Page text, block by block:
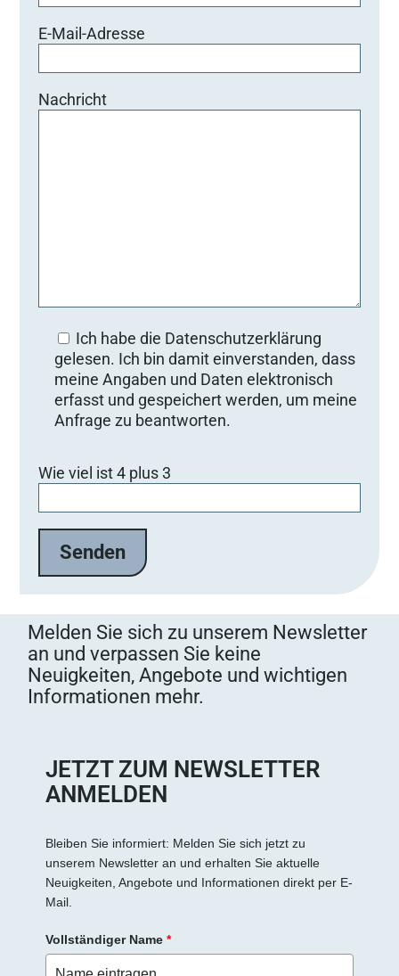
E-Mail-Adresse
Nachricht
Ich habe die Datenschutzerklärung
gelesen. Ich bin damit einverstanden, dass
meine Angaben und Daten elektronisch
erfasst und gespeichert werden, um meine
Anfrage zu beantworten.
Wie viel ist 4 plus 3
Melden Sie sich zu unserem Newsletter
an und verpassen Sie keine
Neuigkeiten, Angebote und wichtigen
Informationen mehr.
JETZT ZUM NEWSLETTER
ANMELDEN
Bleiben Sie informiert: Melden Sie sich jetzt zu
unserem Newsletter an und erhalten Sie aktuelle
Neuigkeiten, Angebote und Informationen direkt per E-
Mail.
Vollständiger Name *